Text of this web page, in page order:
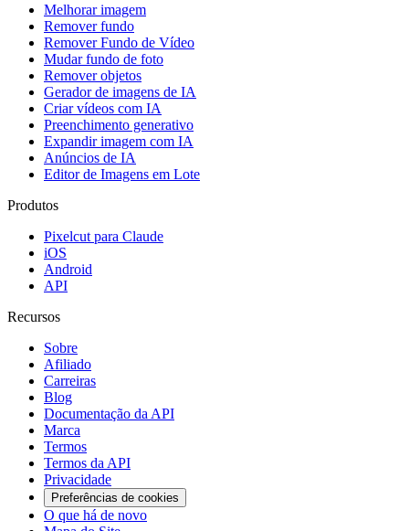
Melhorar imagem
Remover fundo
Remover Fundo de Vídeo
Mudar fundo de foto​
Remover objetos
Gerador de imagens de IA
Criar vídeos com IA
Preenchimento generativo
Expandir imagem com IA
Anúncios de IA
Editor de Imagens em Lote
Produtos
Pixelcut para Claude
iOS
Android
API
Recursos
Sobre
Afiliado
Carreiras
Blog
Documentação da API
Marca
Termos
Termos da API
Privacidade
Preferências de cookies
O que há de novo